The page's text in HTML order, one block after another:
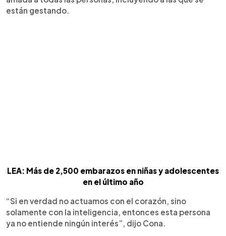
están gestando.
LEA: Más de 2,500 embarazos en niñas y adolescentes
en el último año
“Si en verdad no actuamos con el corazón, sino
solamente con la inteligencia, entonces esta persona
ya no entiende ningún interés”, dijo Cona.